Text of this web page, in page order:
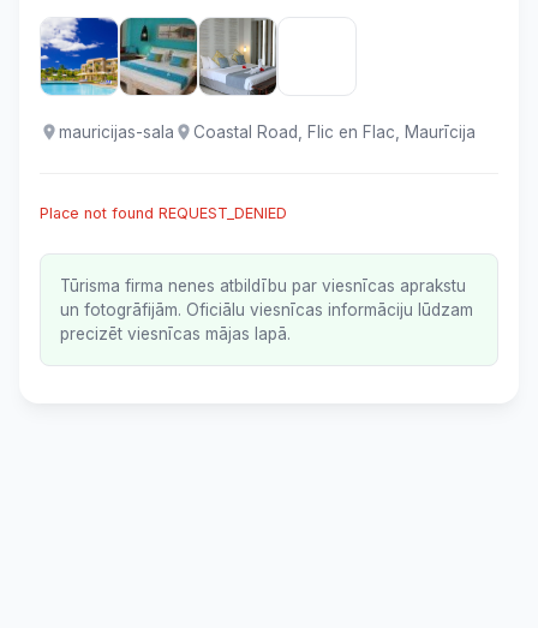
mauricijas-sala Coastal Road, Flic en Flac, Maurīcija
Place not found REQUEST_DENIED
Tūrisma firma nenes atbildību par viesnīcas aprakstu
un fotogrāfijām. Oficiālu viesnīcas informāciju lūdzam
precizēt viesnīcas mājas lapā.